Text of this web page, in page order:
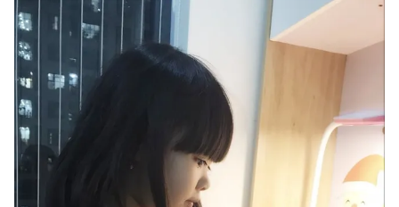
Photo Infographic
Video Shorts video
VTV Money VTV Thể thao
VTV Sức khoẻ Bất động sản